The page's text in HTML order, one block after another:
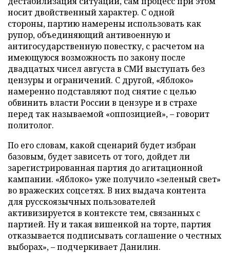
носит двойственный характер. С одной
стороны, партию намерены использовать как
рупор, объединяющий антивоенную и
антигосударственную повестку, с расчетом на
имеющуюся возможность по закону после
двадцатых чисел августа в СМИ выступать без
цензуры и ограничений. С другой, «Яблоко»
намеренно подставляют под снятие с целью
обвинить власти России в цензуре и в страхе
перед так называемой «оппозицией», – говорит
политолог.
По его словам, какой сценарий будет избран
базовым, будет зависеть от того, дойдет ли
зарегистрированная партия до агитационной
кампании. «Яблоко» уже получило «зеленый свет»
во вражеских соцсетях. В них выдача контента
для русскоязычных пользователей
активизируется в контексте тем, связанных с
партией. Ну и такая вишенкой на торте, партия
отказывается подписывать соглашение о честных
выборах», – подчеркивает Данилин.